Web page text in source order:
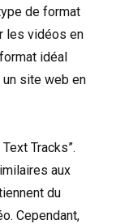
de format
les vidéos en
idéal
site web en
Tracks”.
aux
du
Cependant,